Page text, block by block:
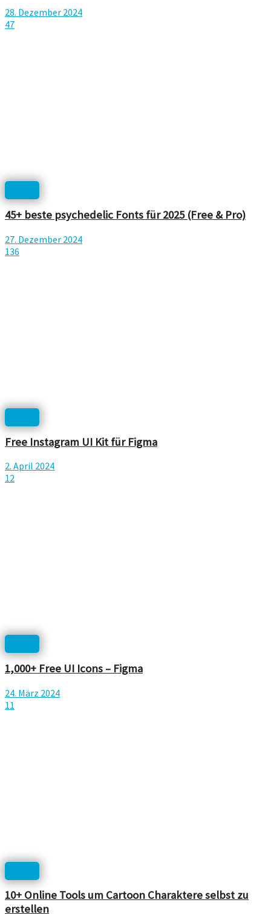
28. Dezember 2024
47
45+ beste psychedelic Fonts für 2025 (Free & Pro)
27. Dezember 2024
136
Free Instagram UI Kit für Figma
2. April 2024
12
1,000+ Free UI Icons – Figma
24. März 2024
11
10+ Online Tools um Cartoon Charaktere selbst zu
erstellen